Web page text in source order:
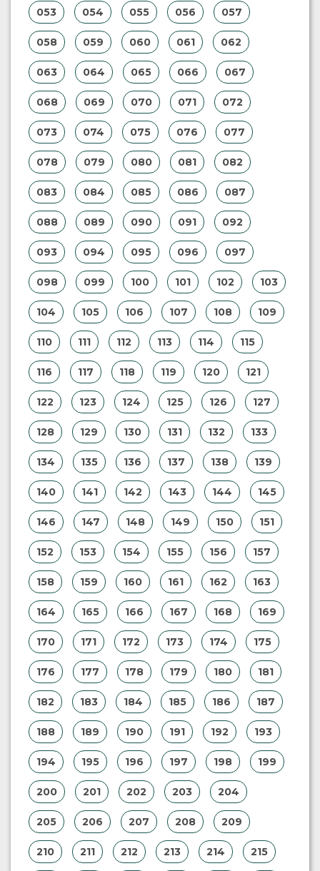
053 054 055 056 057
058 059 060 061 062
063 064 065 066 067
068 069 070 071 072
073 074 075 076 077
078 079 080 081 082
083 084 085 086 087
088 089 090 091 092
093 094 095 096 097
098 099 100 101 102 103
104 105 106 107 108 109
110 111 112 113 114 115
116 117 118 119 120 121
122 123 124 125 126 127
128 129 130 131 132 133
134 135 136 137 138 139
140 141 142 143 144 145
146 147 148 149 150 151
152 153 154 155 156 157
158 159 160 161 162 163
164 165 166 167 168 169
170 171 172 173 174 175
176 177 178 179 180 181
182 183 184 185 186 187
188 189 190 191 192 193
194 195 196 197 198 199
200 201 202 203 204
205 206 207 208 209
210 211 212 213 214 215